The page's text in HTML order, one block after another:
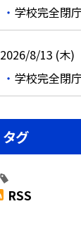
学校完全閉
2026/8/13 (木)
学校完全閉
タグ
RSS